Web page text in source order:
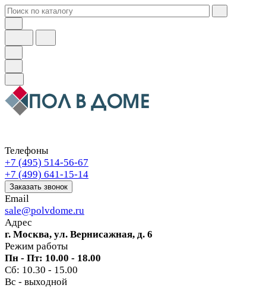
Телефоны
+7 (495) 514-56-67
+7 (499) 641-15-14
Заказать звонок
Email
sale@polvdome.ru
Адрес
г. Москва, ул. Вернисажная, д. 6
Режим работы
Пн - Пт: 10.00 - 18.00
Сб: 10.30 - 15.00
Вс - выходной